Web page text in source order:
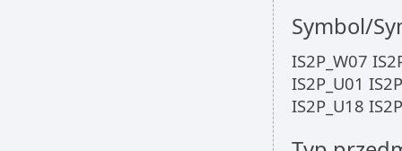
Symbol/
IS2P_W07
IS2P_U01
IS2P_U18